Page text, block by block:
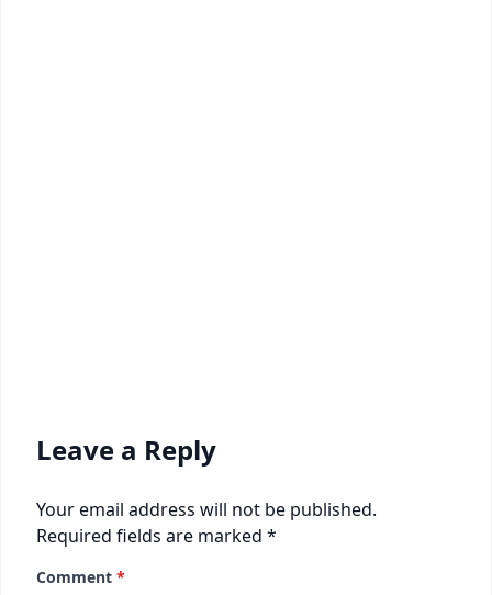
Leave a Reply
Your email address will not be published.
Required fields are marked *
Comment *